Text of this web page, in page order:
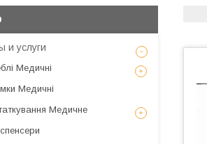
и услуги
Медичні
Медичні
Медичне